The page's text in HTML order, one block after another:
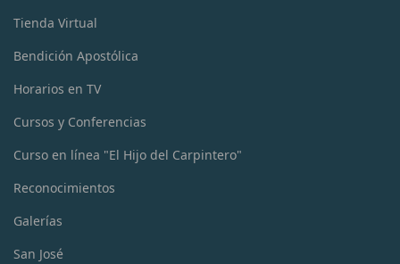
Tienda Virtual
Bendición Apostólica
Horarios en TV
Cursos y Conferencias
Curso en línea "El Hijo del Carpintero"
Reconocimientos
Galerías
San José